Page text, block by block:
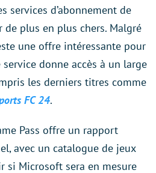
services d’abonnement de
plus en plus chers. Malgré
une offre intéressante pour
service donne accès à un large
les derniers titres comme
FC 24.
Pass offre un rapport
avec un catalogue de jeux
si Microsoft sera en mesure